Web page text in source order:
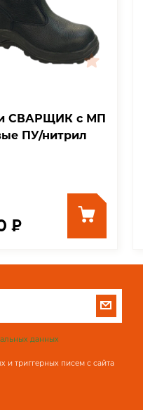
СВАРЩИК с МП
ПУ/нитрил
₽
данных
и триггерных писем с сайта